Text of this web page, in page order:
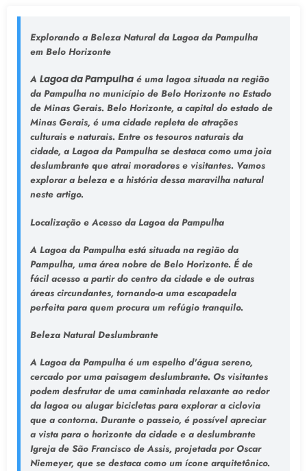
Explorando a Beleza Natural da Lagoa da Pampulha
em Belo Horizonte
A Lagoa da Pampulha é uma lagoa situada na região
da Pampulha no município de Belo Horizonte no Estado
de Minas Gerais. Belo Horizonte, a capital do estado de
Minas Gerais, é uma cidade repleta de atrações
culturais e naturais. Entre os tesouros naturais da
cidade, a Lagoa da Pampulha se destaca como uma joia
deslumbrante que atrai moradores e visitantes. Vamos
explorar a beleza e a história dessa maravilha natural
neste artigo.
Localização e Acesso da Lagoa da Pampulha
A Lagoa da Pampulha está situada na região da
Pampulha, uma área nobre de Belo Horizonte. É de
fácil acesso a partir do centro da cidade e de outras
áreas circundantes, tornando-a uma escapadela
perfeita para quem procura um refúgio tranquilo.
Beleza Natural Deslumbrante
A Lagoa da Pampulha é um espelho d'água sereno,
cercado por uma paisagem deslumbrante. Os visitantes
podem desfrutar de uma caminhada relaxante ao redor
da lagoa ou alugar bicicletas para explorar a ciclovia
que a contorna. Durante o passeio, é possível apreciar
a vista para o horizonte da cidade e a deslumbrante
Igreja de São Francisco de Assis, projetada por Oscar
Niemeyer, que se destaca como um ícone arquitetônico.